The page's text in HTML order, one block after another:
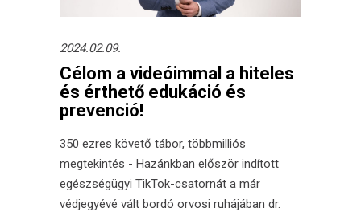
2024.02.09.
Célom a videóimmal a hiteles
és érthető edukáció és
prevenció!
350 ezres követő tábor, többmilliós
megtekintés - Hazánkban először indított
egészségügyi TikTok-csatornát a már
védjegyévé vált bordó orvosi ruhájában dr.